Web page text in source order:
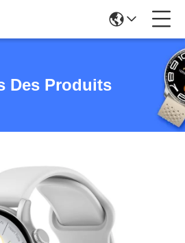
Des Produits